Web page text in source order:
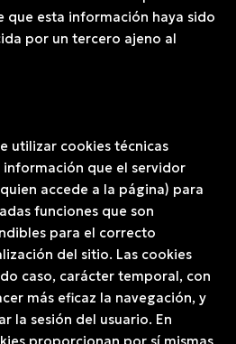
que esta información haya sido
por un tercero ajeno al
utilizar cookies técnicas
información que el servidor
accede a la página) para
funciones que son
para el correcto
del sitio. Las cookies
caso, carácter temporal, con
más eficaz la navegación, y
la sesión del usuario. En